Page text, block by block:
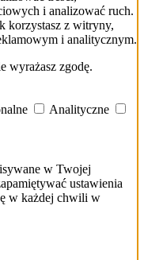
i analizować ruch.
korzystasz z witryny,
i analitycznym.
wyrażasz zgodę.
Analityczne
w Twojej
ustawienia
w każdej chwili w